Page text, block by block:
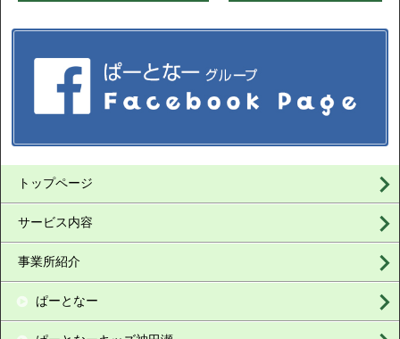
トップページ
サービス内容
事業所紹介
ぱーとなー